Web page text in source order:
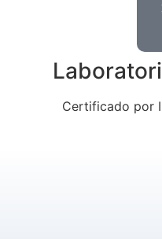
Certificado por